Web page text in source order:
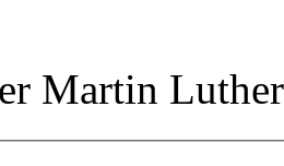
Martin